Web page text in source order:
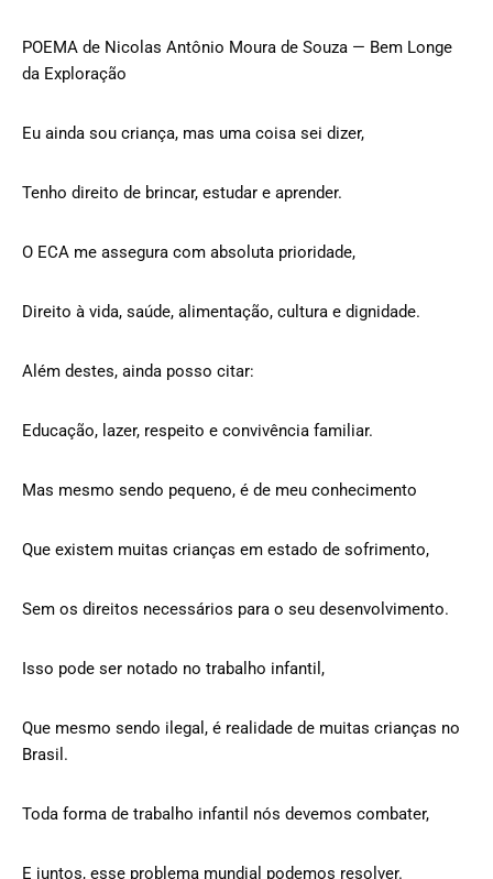
POEMA de Nicolas Antônio Moura de Souza — Bem Longe
da Exploração
Eu ainda sou criança, mas uma coisa sei dizer,
Tenho direito de brincar, estudar e aprender.
O ECA me assegura com absoluta prioridade,
Direito à vida, saúde, alimentação, cultura e dignidade.
Além destes, ainda posso citar:
Educação, lazer, respeito e convivência familiar.
Mas mesmo sendo pequeno, é de meu conhecimento
Que existem muitas crianças em estado de sofrimento,
Sem os direitos necessários para o seu desenvolvimento.
Isso pode ser notado no trabalho infantil,
Que mesmo sendo ilegal, é realidade de muitas crianças no
Brasil.
Toda forma de trabalho infantil nós devemos combater,
E juntos, esse problema mundial podemos resolver.